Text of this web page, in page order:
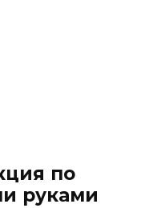
по
руками